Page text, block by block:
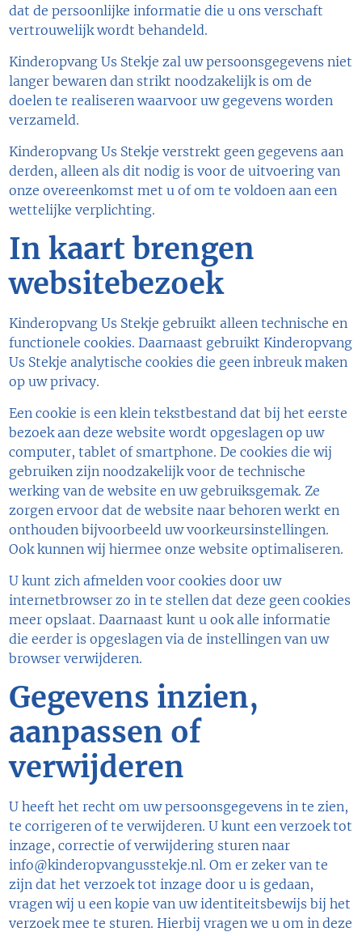
dat de persoonlijke informatie die u ons verschaft
vertrouwelijk wordt behandeld.
Kinderopvang Us Stekje zal uw persoonsgegevens niet
langer bewaren dan strikt noodzakelijk is om de
doelen te realiseren waarvoor uw gegevens worden
verzameld.
Kinderopvang Us Stekje verstrekt geen gegevens aan
derden, alleen als dit nodig is voor de uitvoering van
onze overeenkomst met u of om te voldoen aan een
wettelijke verplichting.
In kaart brengen
websitebezoek
Kinderopvang Us Stekje gebruikt alleen technische en
functionele cookies. Daarnaast gebruikt Kinderopvang
Us Stekje analytische cookies die geen inbreuk maken
op uw privacy.
Een cookie is een klein tekstbestand dat bij het eerste
bezoek aan deze website wordt opgeslagen op uw
computer, tablet of smartphone. De cookies die wij
gebruiken zijn noodzakelijk voor de technische
werking van de website en uw gebruiksgemak. Ze
zorgen ervoor dat de website naar behoren werkt en
onthouden bijvoorbeeld uw voorkeursinstellingen.
Ook kunnen wij hiermee onze website optimaliseren.
U kunt zich afmelden voor cookies door uw
internetbrowser zo in te stellen dat deze geen cookies
meer opslaat. Daarnaast kunt u ook alle informatie
die eerder is opgeslagen via de instellingen van uw
browser verwijderen.
Gegevens inzien,
aanpassen of
verwijderen
U heeft het recht om uw persoonsgegevens in te zien,
te corrigeren of te verwijderen. U kunt een verzoek tot
inzage, correctie of verwijdering sturen naar
info@kinderopvangusstekje.nl. Om er zeker van te
zijn dat het verzoek tot inzage door u is gedaan,
vragen wij u een kopie van uw identiteitsbewijs bij het
verzoek mee te sturen. Hierbij vragen we u om in deze